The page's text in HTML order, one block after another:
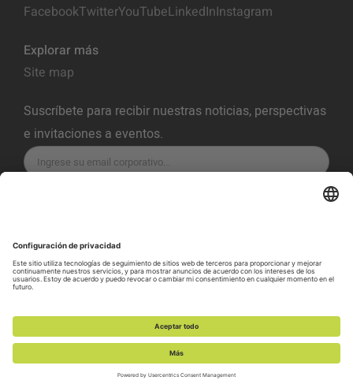
FacebookTwitterYouTubeLinkedInInstagram
Explorar más
Site map
Suscríbete para recibir nuestras noticias, perspectivas
e invitaciones a eventos.
Política de Privacidad
Política de Cookies
Preferencias de Cookies